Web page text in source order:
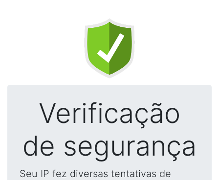
Verificação
de segurança
Seu IP fez diversas tentativas de